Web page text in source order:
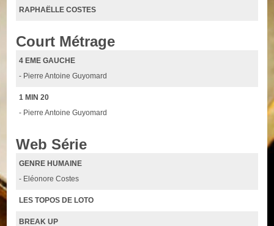
RAPHAËLLE COSTES
Court Métrage
4 EME GAUCHE
- Pierre Antoine Guyomard
1 MIN 20
- Pierre Antoine Guyomard
Web Série
GENRE HUMAINE
- Eléonore Costes
LES TOPOS DE LOTO
BREAK UP